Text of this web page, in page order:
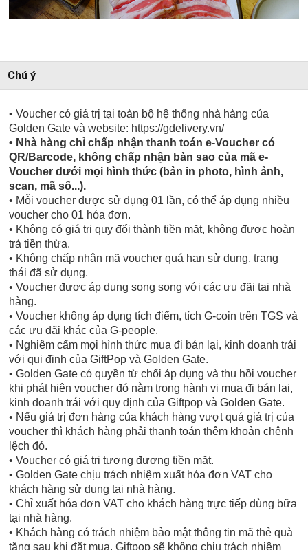
Chú ý
• Voucher có giá trị tại toàn bộ hệ thống nhà hàng của
Golden Gate và website: https://gdelivery.vn/
• Nhà hàng chỉ chấp nhận thanh toán e-Voucher có
QR/Barcode, không chấp nhận bản sao của mã e-
Voucher dưới mọi hình thức (bản in photo, hình ảnh,
scan, mã số...).
• Mỗi voucher được sử dụng 01 lần, có thể áp dụng nhiều
voucher cho 01 hóa đơn.
• Không có giá trị quy đổi thành tiền mặt, không được hoàn
trả tiền thừa.
• Không chấp nhận mã voucher quá hạn sử dụng, trạng
thái đã sử dụng.
• Voucher được áp dụng song song với các ưu đãi tại nhà
hàng.
• Voucher không áp dụng tích điểm, tích G-coin trên TGS và
các ưu đãi khác của G-people.
• Nghiêm cấm mọi hình thức mua đi bán lại, kinh doanh trái
với qui định của GiftPop và Golden Gate.
• Golden Gate có quyền từ chối áp dụng và thu hồi voucher
khi phát hiện voucher đó nằm trong hành vi mua đi bán lại,
kinh doanh trái với quy định của Giftpop và Golden Gate.
• Nếu giá trị đơn hàng của khách hàng vượt quá giá trị của
voucher thì khách hàng phải thanh toán thêm khoản chênh
lệch đó.
• Voucher có giá trị tương đương tiền mặt.
• Golden Gate chịu trách nhiệm xuất hóa đơn VAT cho
khách hàng sử dụng tại nhà hàng.
• Chỉ xuất hóa đơn VAT cho khách hàng trực tiếp dùng bữa
tại nhà hàng.
• Khách hàng có trách nhiệm bảo mật thông tin mã thẻ quà
tặng sau khi đặt mua. Giftpop sẽ không chịu trách nhiệm